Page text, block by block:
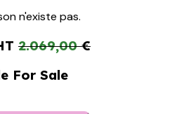
n'existe pas.
2.069,00€
For Sale